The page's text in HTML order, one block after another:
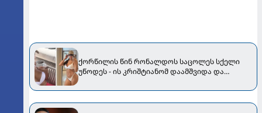
ქორწილის წინ რონალდოს საცოლეს სქელი
უწოდეს - ის კრიშტიანომ დაამშვიდა და